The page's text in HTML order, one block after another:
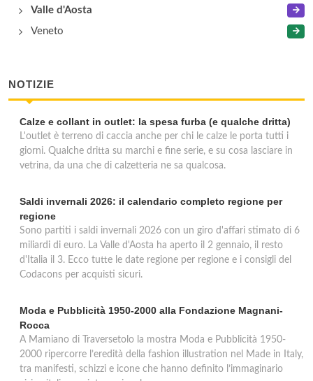
Valle d'Aosta
Veneto
NOTIZIE
Calze e collant in outlet: la spesa furba (e qualche dritta)
L'outlet è terreno di caccia anche per chi le calze le porta tutti i
giorni. Qualche dritta su marchi e fine serie, e su cosa lasciare in
vetrina, da una che di calzetteria ne sa qualcosa.
Saldi invernali 2026: il calendario completo regione per
regione
Sono partiti i saldi invernali 2026 con un giro d'affari stimato di 6
miliardi di euro. La Valle d'Aosta ha aperto il 2 gennaio, il resto
d'Italia il 3. Ecco tutte le date regione per regione e i consigli del
Codacons per acquisti sicuri.
Moda e Pubblicità 1950-2000 alla Fondazione Magnani-
Rocca
A Mamiano di Traversetolo la mostra Moda e Pubblicità 1950-
2000 ripercorre l’eredità della fashion illustration nel Made in Italy,
tra manifesti, schizzi e icone che hanno definito l’immaginario